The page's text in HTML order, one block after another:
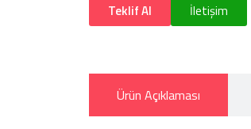
Teklif Al İletişim
Ürün Açıklaması